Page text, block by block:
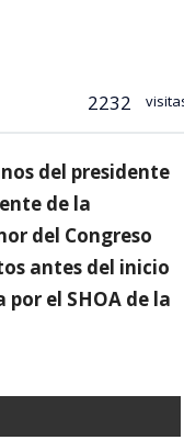
2232
del presidente
de la
del Congreso
antes del inicio
el SHOA de la